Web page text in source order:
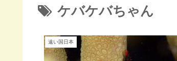
ケバケバちゃん
遠い国日本